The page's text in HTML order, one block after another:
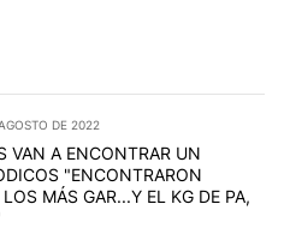
DE 2022
VAN A ENCONTRAR UN
"ENCONTRARON
MÁS GAR...Y EL KG DE PA,